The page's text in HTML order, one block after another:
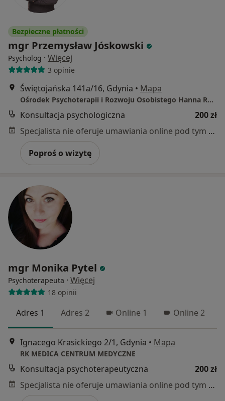
Bezpieczne płatności
mgr Przemysław Jóskowski
Psycholog · Więcej
3 opinie
Świętojańska 141a/16, Gdynia • Mapa
Ośrodek Psychoterapii i Rozwoju Osobistego Hanna Ryniec
Konsultacja psychologiczna
200 zł
Specjalista nie oferuje umawiania online pod tym adresem.
Poproś o wizytę
mgr Monika Pytel
Psychoterapeuta · Więcej
18 opinii
Adres 1 Adres 2 Online 1 Online 2
Ignacego Krasickiego 2/1, Gdynia • Mapa
RK MEDICA CENTRUM MEDYCZNE
Konsultacja psychoterapeutyczna
200 zł
Specjalista nie oferuje umawiania online pod tym adresem.